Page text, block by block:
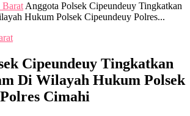
Barat Anggota Polsek Cipeundeuy Tingkatkan
Hukum Polsek Cipeundeuy Polres...
Cipeundeuy Tingkatkan
Di Wilayah Hukum Polsek
Cimahi